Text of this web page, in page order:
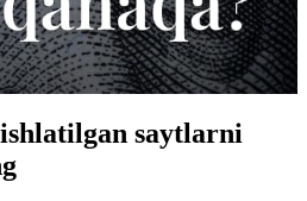
saytlarni